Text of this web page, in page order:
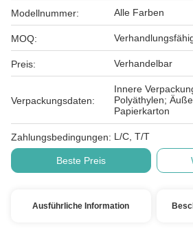
Modellnummer: Alle Farben
MOQ:
Preis: Verhandelbar
Verpackungsdaten:
Innere
Polyäthylen;
Papierkarton
Zahlungsbedingungen: L/C, T/T
Beste Preis
Ausführliche Information